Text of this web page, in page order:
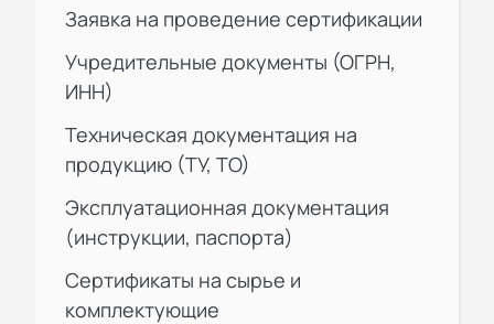
Заявка на проведение сертификации
Учредительные документы (ОГРН,
ИНН)
Техническая документация на
продукцию (ТУ, ТО)
Эксплуатационная документация
(инструкции, паспорта)
Сертификаты на сырье и
комплектующие